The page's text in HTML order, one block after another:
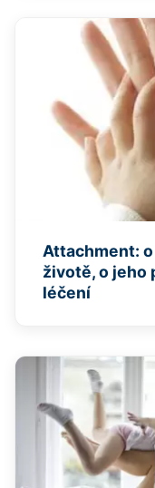
Attachment:
životě, o jeho
léčení